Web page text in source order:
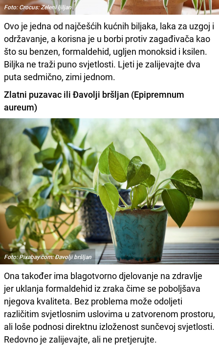
Foto: Crocus: Zeleni ljiljan
Ovo je jedna od najčešćih kućnih biljaka, laka za uzgoj i
održavanje, a korisna je u borbi protiv zagađivača kao
što su benzen, formaldehid, ugljen monoksid i ksilen.
Biljka ne traži puno svjetlosti. Ljeti je zalijevajte dva
puta sedmično, zimi jednom.
Zlatni puzavac ili Đavolji bršljan (Epipremnum
aureum)
Foto: Pixabay.com: Đavolji bršljan
Ona također ima blagotvorno djelovanje na zdravlje
jer uklanja formaldehid iz zraka čime se poboljšava
njegova kvaliteta. Bez problema može odoljeti
različitim svjetlosnim uslovima u zatvorenom prostoru,
ali loše podnosi direktnu izloženost sunčevoj svjetlosti.
Redovno je zalijevajte, ali ne pretjerujte.